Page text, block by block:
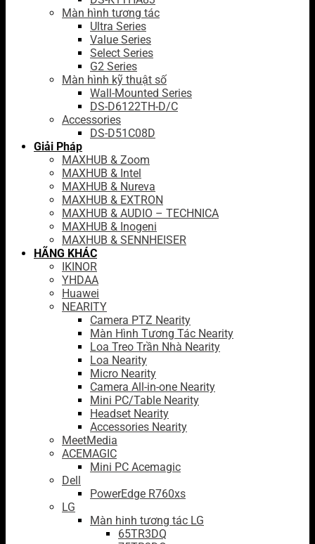
Màn hình tương tác
Ultra Series
Value Series
Select Series
G2 Series
Màn hình kỹ thuật số
Wall-Mounted Series
DS-D6122TH-D/C
Accessories
DS-D51C08D
Giải Pháp
MAXHUB & Zoom
MAXHUB & Intel
MAXHUB & Nureva
MAXHUB & EXTRON
MAXHUB & AUDIO – TECHNICA
MAXHUB & Inogeni
MAXHUB & SENNHEISER
HÃNG KHÁC
IKINOR
YHDAA
Huawei
NEARITY
Camera PTZ Nearity
Màn Hình Tương Tác Nearity
Loa Treo Trần Nhà Nearity
Loa Nearity
Micro Nearity
Camera All-in-one Nearity
Mini PC/Table Nearity
Headset Nearity
Accessories Nearity
MeetMedia
ACEMAGIC
Mini PC Acemagic
Dell
PowerEdge R760xs
LG
Màn hinh tương tác LG
65TR3DQ